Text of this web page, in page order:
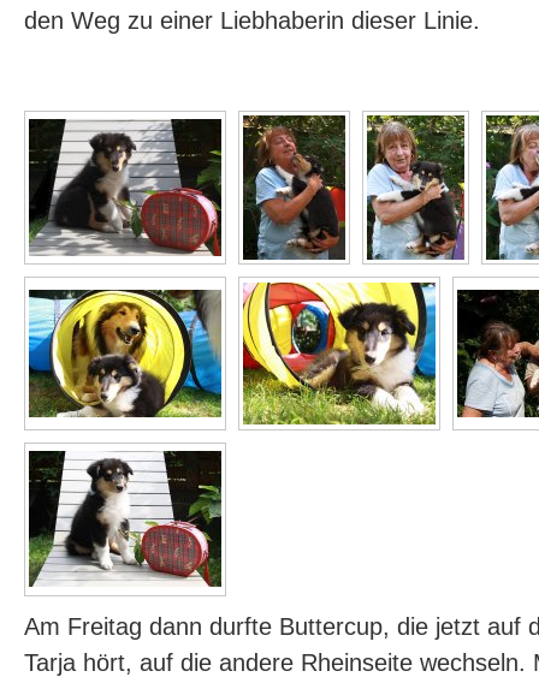
den Weg zu einer Liebhaberin dieser Linie.
Am Freitag dann durfte Buttercup, die jetzt auf
Tarja hört, auf die andere Rheinseite wechseln.